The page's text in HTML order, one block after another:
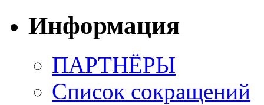
Информация
ПАРТНЁРЫ
Список сокращений